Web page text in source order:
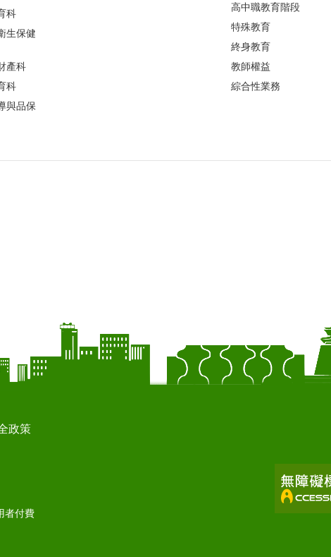
科
生保健
產科
科
與品保
高中職教育階段
特殊教育
終身教育
教師權益
綜合性業務
政策
者付費